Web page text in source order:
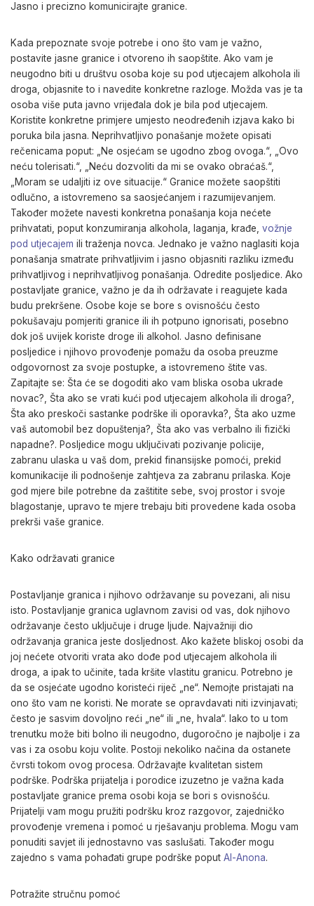
Jasno i precizno komunicirajte granice.
Kada prepoznate svoje potrebe i ono što vam je važno,
postavite jasne granice i otvoreno ih saopštite. Ako vam je
neugodno biti u društvu osoba koje su pod utjecajem alkohola ili
droga, objasnite to i navedite konkretne razloge. Možda vas je ta
osoba više puta javno vrijeđala dok je bila pod utjecajem.
Koristite konkretne primjere umjesto neodređenih izjava kako bi
poruka bila jasna. Neprihvatljivo ponašanje možete opisati
rečenicama poput: „Ne osjećam se ugodno zbog ovoga.“, „Ovo
neću tolerisati.“, „Neću dozvoliti da mi se ovako obraćaš.“,
„Moram se udaljiti iz ove situacije.“ Granice možete saopštiti
odlučno, a istovremeno sa saosjećanjem i razumijevanjem.
Također možete navesti konkretna ponašanja koja nećete
prihvatati, poput konzumiranja alkohola, laganja, krađe, vožnje
pod utjecajem ili traženja novca. Jednako je važno naglasiti koja
ponašanja smatrate prihvatljivim i jasno objasniti razliku između
prihvatljivog i neprihvatljivog ponašanja. Odredite posljedice. Ako
postavljate granice, važno je da ih održavate i reagujete kada
budu prekršene. Osobe koje se bore s ovisnošću često
pokušavaju pomjeriti granice ili ih potpuno ignorisati, posebno
dok još uvijek koriste droge ili alkohol. Jasno definisane
posljedice i njihovo provođenje pomažu da osoba preuzme
odgovornost za svoje postupke, a istovremeno štite vas.
Zapitajte se: Šta će se dogoditi ako vam bliska osoba ukrade
novac?, Šta ako se vrati kući pod utjecajem alkohola ili droga?,
Šta ako preskoči sastanke podrške ili oporavka?, Šta ako uzme
vaš automobil bez dopuštenja?, Šta ako vas verbalno ili fizički
napadne?. Posljedice mogu uključivati pozivanje policije,
zabranu ulaska u vaš dom, prekid finansijske pomoći, prekid
komunikacije ili podnošenje zahtjeva za zabranu prilaska. Koje
god mjere bile potrebne da zaštitite sebe, svoj prostor i svoje
blagostanje, upravo te mjere trebaju biti provedene kada osoba
prekrši vaše granice.
Kako održavati granice
Postavljanje granica i njihovo održavanje su povezani, ali nisu
isto. Postavljanje granica uglavnom zavisi od vas, dok njihovo
održavanje često uključuje i druge ljude. Najvažniji dio
održavanja granica jeste dosljednost. Ako kažete bliskoj osobi da
joj nećete otvoriti vrata ako dođe pod utjecajem alkohola ili
droga, a ipak to učinite, tada kršite vlastitu granicu. Potrebno je
da se osjećate ugodno koristeći riječ „ne“. Nemojte pristajati na
ono što vam ne koristi. Ne morate se opravdavati niti izvinjavati;
često je sasvim dovoljno reći „ne“ ili „ne, hvala“. Iako to u tom
trenutku može biti bolno ili neugodno, dugoročno je najbolje i za
vas i za osobu koju volite. Postoji nekoliko načina da ostanete
čvrsti tokom ovog procesa. Održavajte kvalitetan sistem
podrške. Podrška prijatelja i porodice izuzetno je važna kada
postavljate granice prema osobi koja se bori s ovisnošću.
Prijatelji vam mogu pružiti podršku kroz razgovor, zajedničko
provođenje vremena i pomoć u rješavanju problema. Mogu vam
ponuditi savjet ili jednostavno vas saslušati. Također mogu
zajedno s vama pohađati grupe podrške poput Al-Anona.
Potražite stručnu pomoć